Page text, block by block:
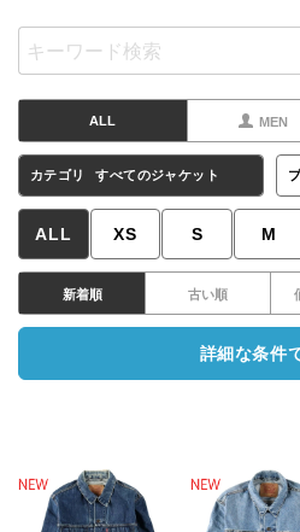
ALL MEN
カテゴリ すべてのジャケット
ALL XS S M
新着順 古い順
詳細な条件